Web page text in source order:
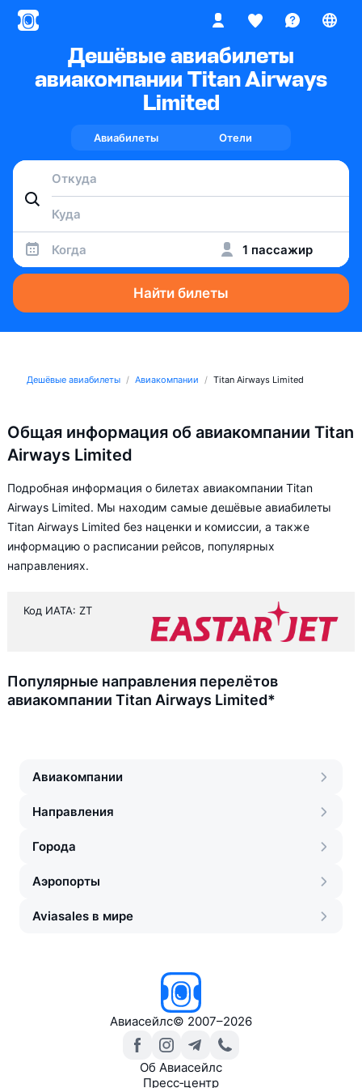
Дешёвые авиабилеты
авиакомпании Titan Airways
Limited
Авиабилеты Отели
Когда 1 пассажир
Найти билеты
Дешёвые авиабилеты Авиакомпании Titan Airways Limited
Общая информация об авиакомпании Titan
Airways Limited
Подробная информация о билетах авиакомпании Titan
Airways Limited. Мы находим самые дешёвые авиабилеты
Titan Airways Limited без наценки и комиссии, а также
информацию о расписании рейсов, популярных
направлениях.
Код ИАТА: ZT
Популярные направления перелётов
авиакомпании Titan Airways Limited*
Авиакомпании
Направления
Города
Аэропорты
Aviasales в мире
Авиасейлс© 2007–2026
Об Авиасейлс
Пресс‑центр